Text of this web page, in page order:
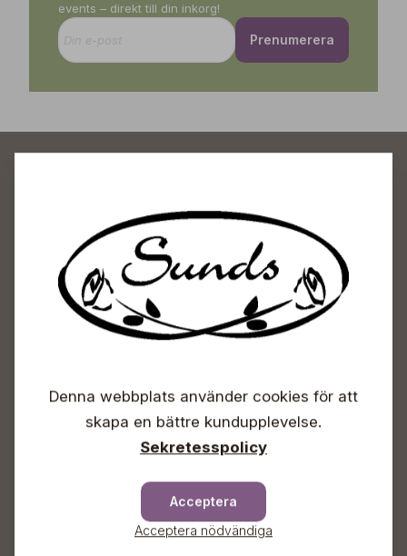
events – direkt till din inkorg!
Prenumerera
Sunds Trädgårdscenter
Öppet
Info & växel
Sunds Trädgård Ab
Denna webbplats använder cookies för att
skapa en bättre kundupplevelse.
Sekretesspolicy
Acceptera
Acceptera nödvändiga